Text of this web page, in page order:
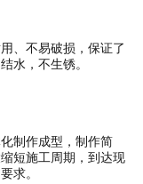
、不易破损，保证了
水，不生锈。
制作成型，制作简
短施工周期，到达现
求。